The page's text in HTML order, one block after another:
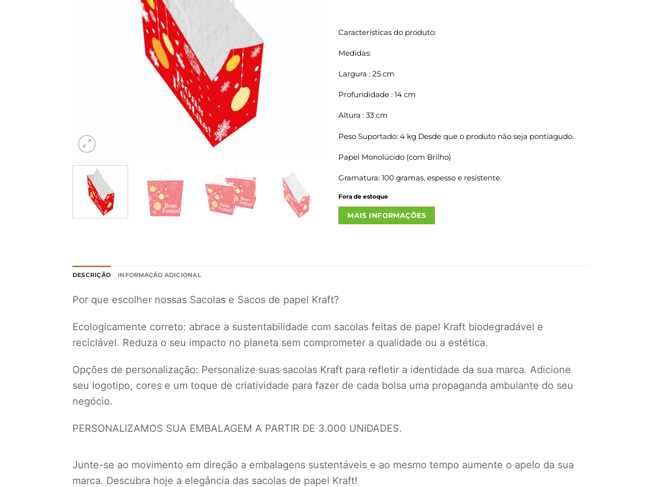
Características do produto:
Medidas:
Largura : 25 cm
Profundidade : 14 cm
Altura : 33 cm
Peso Suportado: 4 kg Desde que o produto não seja pontiagudo.
Papel Monolúcido (com Brilho)
Gramatura: 100 gramas, espesso e resistente.
Fora de estoque
MAIS INFORMAÇÕES
DESCRIÇÃO INFORMAÇÃO ADICIONAL
Por que escolher nossas Sacolas e Sacos de papel Kraft?
Ecologicamente correto: abrace a sustentabilidade com sacolas feitas de papel Kraft biodegradável e
reciclável. Reduza o seu impacto no planeta sem comprometer a qualidade ou a estética.
Opções de personalização: Personalize suas sacolas Kraft para refletir a identidade da sua marca. Adicione
seu logotipo, cores e um toque de criatividade para fazer de cada bolsa uma propaganda ambulante do seu
negócio.
PERSONALIZAMOS SUA EMBALAGEM A PARTIR DE 3.000 UNIDADES.
Junte-se ao movimento em direção a embalagens sustentáveis e ao mesmo tempo aumente o apelo da sua
marca. Descubra hoje a elegância das sacolas de papel Kraft!